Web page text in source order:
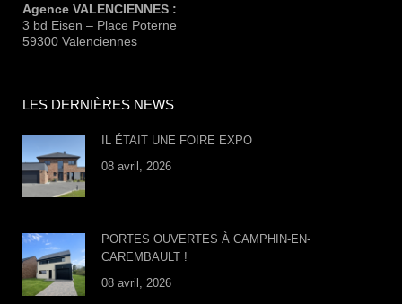
Agence VALENCIENNES :
3 bd Eisen – Place Poterne
59300 Valenciennes
LES DERNIÈRES NEWS
IL ÉTAIT UNE FOIRE EXPO
08 avril, 2026
PORTES OUVERTES À CAMPHIN-EN-
CAREMBAULT !
08 avril, 2026